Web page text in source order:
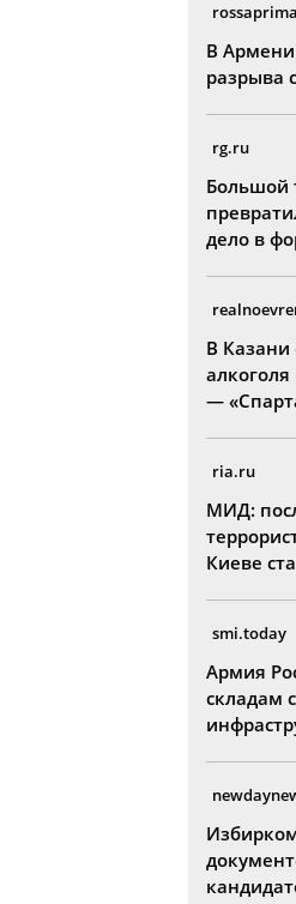
В
разрыва
rg.ru
Большой
дело в
В Казани
—
ria.ru
МИД:
Киеве
smi.today
Армия
складам